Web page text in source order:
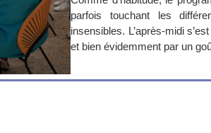
parfois touchant les
insensibles. L’après-midi
et bien évidemment par un